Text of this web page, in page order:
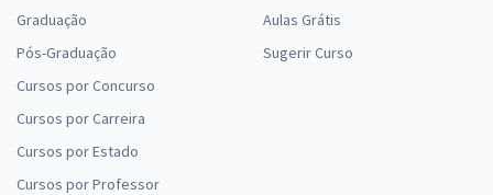
Graduação
Pós-Graduação
Cursos por Concurso
Cursos por Carreira
Cursos por Estado
Cursos por Professor
Aulas Grátis
Sugerir Curso